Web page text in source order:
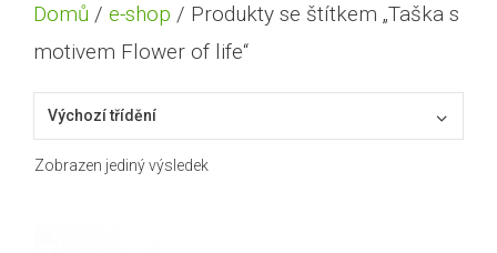
Domů / e-shop / Produkty se štítkem „Taška s
motivem Flower of life“
Zobrazen jediný výsledek